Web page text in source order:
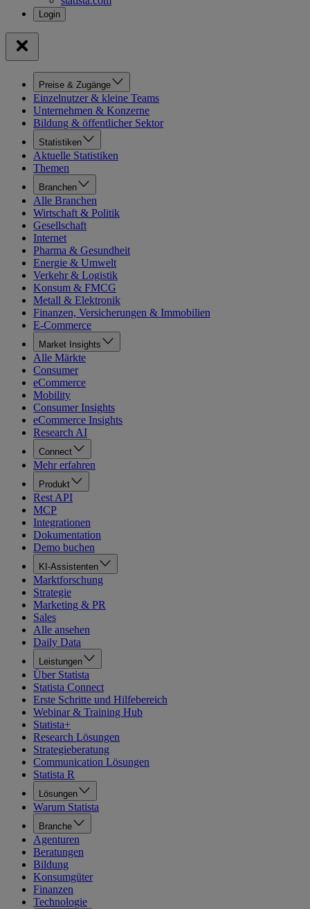
Preise & Zugänge
Einzelnutzer & kleine Teams
Unternehmen & Konzerne
Bildung & öffentlicher Sektor
Statistiken
Aktuelle Statistiken
Themen
Branchen
Alle Branchen
Wirtschaft & Politik
Gesellschaft
Internet
Pharma & Gesundheit
Energie & Umwelt
Verkehr & Logistik
Konsum & FMCG
Metall & Elektronik
Finanzen, Versicherungen & Immobilien
E-Commerce
Market Insights
Alle Märkte
Consumer
eCommerce
Mobility
Consumer Insights
eCommerce Insights
Research AI
Connect
Mehr erfahren
Produkt
Rest API
MCP
Integrationen
Dokumentation
Demo buchen
KI-Assistenten
Marktforschung
Strategie
Marketing & PR
Sales
Alle ansehen
Daily Data
Leistungen
Über Statista
Statista Connect
Erste Schritte und Hilfebereich
Webinar & Training Hub
Statista+
Research Lösungen
Strategieberatung
Communication Lösungen
Statista R
Lösungen
Warum Statista
Branche
Agenturen
Beratungen
Bildung
Konsumgüter
Finanzen
Technologie